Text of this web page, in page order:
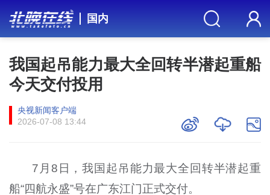
国内
我国起吊能力最大全回转半潜起重船
今天交付投用
央视新闻客户端
2026-07-08 13:44
7月8日，我国起吊能力最大全回转半潜起重
船“四航永盛”号在广东江门正式交付。